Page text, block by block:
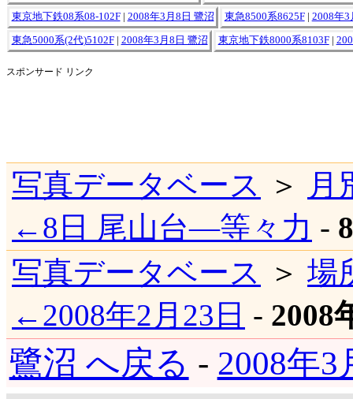
東京地下鉄08系08-102F| 2008年3月8日 鷺沼 東急8500系8625F| 2008年3
東急5000系(2代)5102F| 2008年3月8日 鷺沼 東京地下鉄8000系8103F|
スポンサード リンク
写真データベース ＞
月
←8日 尾山台―等々力 -
写真データベース
＞ 場
←2008年2月23日 - 2008
鷺沼 へ戻る - 2008年3